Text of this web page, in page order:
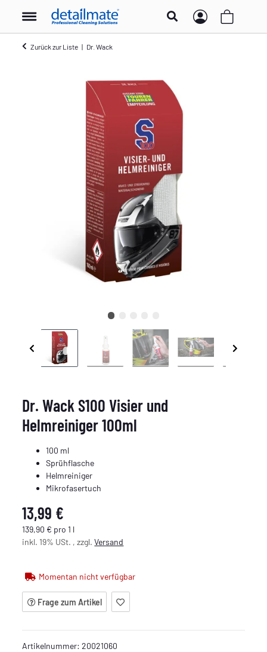
Zurück zur Liste Dr. Wack
Dr. Wack S100 Visier und
Helmreiniger 100ml
100 ml
Sprühflasche
Helmreiniger
Mikrofasertuch
13,99 €
139,90 € pro 1 l
inkl. 19% USt. , zzgl.Versand
Momentan nicht verfügbar
Frage zum Artikel
Artikelnummer:20021060